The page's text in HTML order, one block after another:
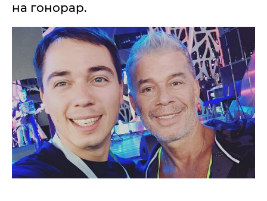
на гонорар.